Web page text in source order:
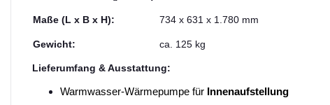
Maße (L x B x H): 734 x 631 x 1.780 mm
Gewicht: ca. 125 kg
Lieferumfang & Ausstattung:
Warmwasser-Wärmepumpe für Innenaufstellung